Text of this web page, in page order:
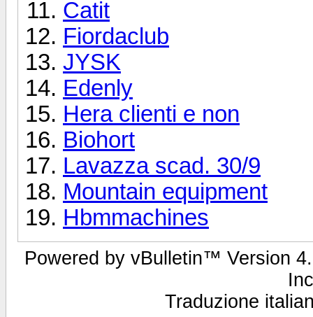
Catit
Fiordaclub
JYSK
Edenly
Hera clienti e non
Biohort
Lavazza scad. 30/9
Mountain equipment
Hbmmachines
Powered by vBulletin™ Version
Traduzione